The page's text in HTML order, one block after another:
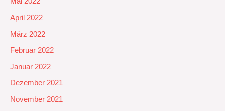
Mai 2022
April 2022
März 2022
Februar 2022
Januar 2022
Dezember 2021
November 2021